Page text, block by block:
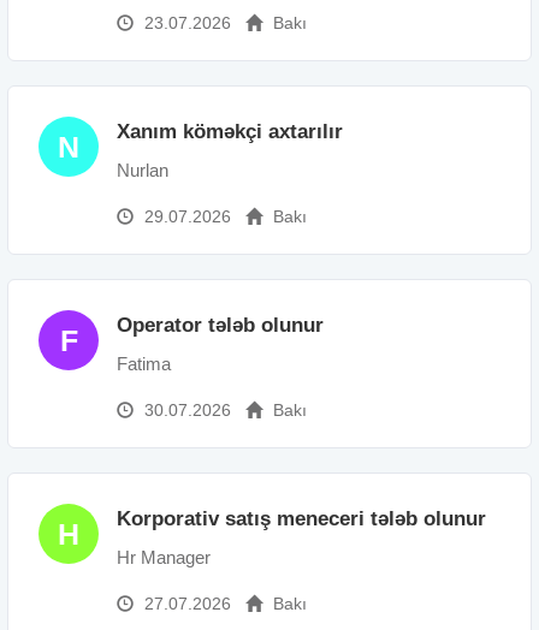
23.07.2026 Bakı
N Xanım köməkçi axtarılır
Nurlan
29.07.2026 Bakı
F Operator tələb olunur
Fatima
30.07.2026 Bakı
H Korporativ satış meneceri tələb olunur
Hr Manager
27.07.2026 Bakı